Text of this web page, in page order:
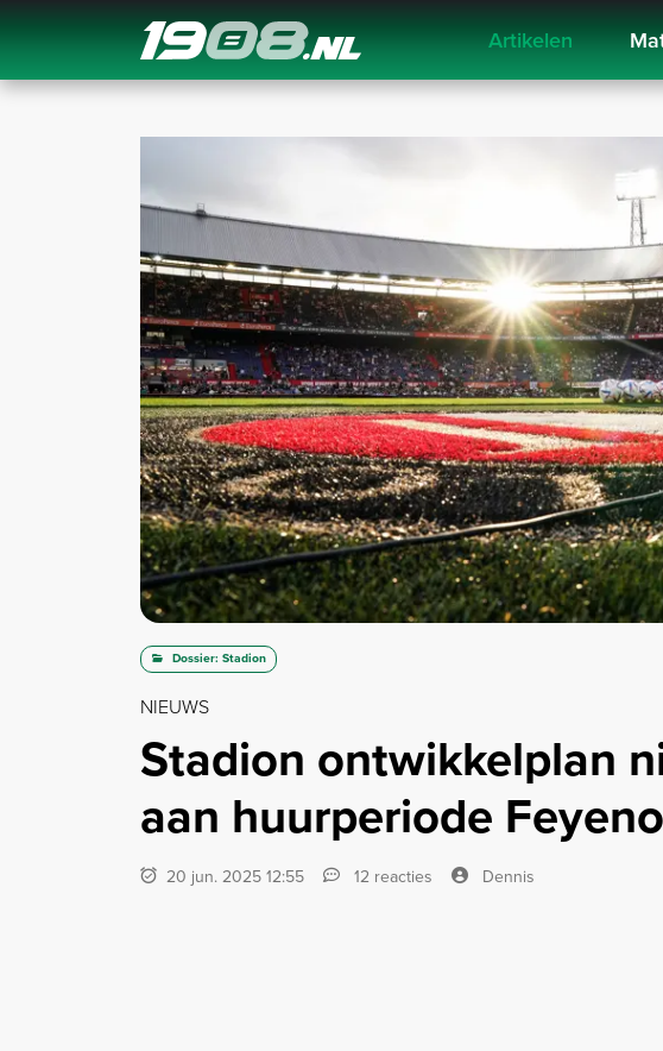
Navigation Artikelen
Dossier: Stadion
NIEUWS
Stadion ontwikkelplan
aan huurperiode
20 jun. 2025 12:55 12 reacties Dennis